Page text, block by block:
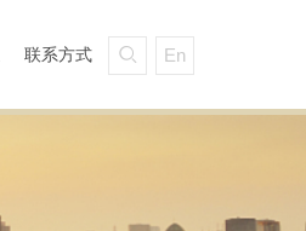
联系方式  En